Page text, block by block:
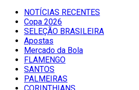
NOTÍCIAS RECENTES
Copa 2026
SELEÇÃO BRASILEIRA
Apostas
Mercado da Bola
FLAMENGO
SANTOS
PALMEIRAS